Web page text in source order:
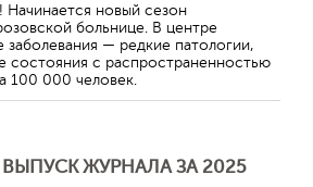
Начинается новый сезон
больнице. В центре
— редкие патологии,
состояния с распространенностью
100 000 человек.
ЖУРНАЛА ЗА 2025